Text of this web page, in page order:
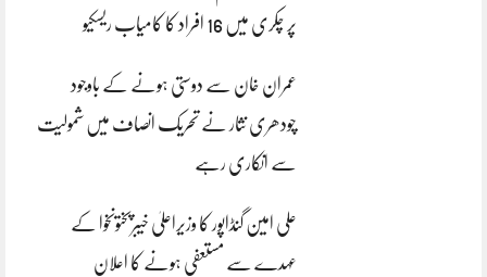
پر چکری میں 16 افراد کا کامیاب ریسکیو
عمران خان سے دوستی ہونے کے باوجود
چودھری نثار نے تحریک انصاف میں شمولیت
سے انکاری رہے
علی امین گنڈاپور کا وزیراعلیٰ خیبرپختونخوا کے
عہدے سے مستعفی ہونے کا اعلان